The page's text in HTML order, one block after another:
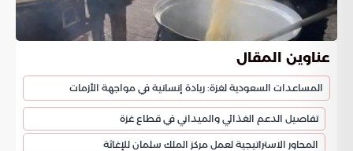
عناوين المقال
المساعدات السعودية لغزة: ريادة إنسانية في مواجهة الأزمات
تفاصيل الدعم الغذائي والميداني في قطاع غزة
المحاور الاستراتيجية لعمل مركز الملك سلمان للإغاثة